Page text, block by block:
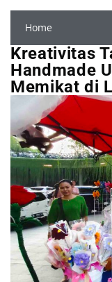
Home
Kreativitas
Handmade
Memikat di